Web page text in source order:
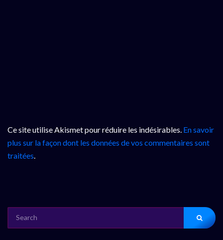
Ce site utilise Akismet pour réduire les indésirables. En savoir
plus sur la façon dont les données de vos commentaires sont
traitées.
FOR: